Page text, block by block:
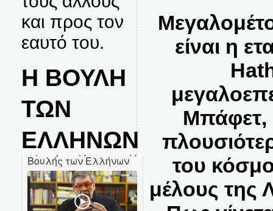
και προς τον
εαυτό του.
Η ΒΟΥΛΗ
ΤΩΝ
ΕΛΛΗΝΩΝ
είναι η
Μπάφετ,
του
μέλους της